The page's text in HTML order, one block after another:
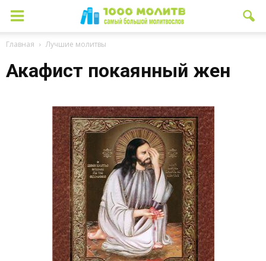
Главная Лучшие молитвы
Акафист покаянный жен